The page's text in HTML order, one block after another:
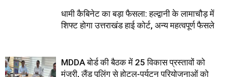
धामी कैबिनेट का बड़ा फैसला: हल्द्वानी के लामाचौड़ में
शिफ्ट होगा उत्तराखंड हाई कोर्ट, अन्य महत्वपूर्ण फैसले
MDDA बोर्ड की बैठक में 25 विकास प्रस्तावों को
मंजूरी, लैंड पूलिंग से होटल-पर्यटन परियोजनाओं को